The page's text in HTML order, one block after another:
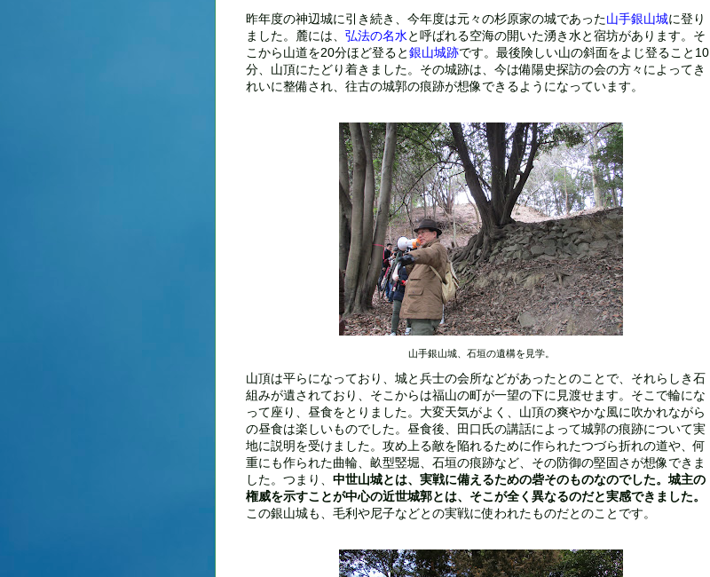
昨年度の神辺城に引き続き、今年度は元々の杉原家の城であった山手銀山城に登り
ました。麓には、 弘法の名水と呼ばれる空海の開いた湧き水と宿坊があります。そ
こから山道を20分ほど登ると銀山城跡です。最後険しい山の斜面をよじ登ること10
分、山頂にたどり着きました。その城跡は、今は備陽史探訪の会の方々によってき
れいに整備され、往古の城郭の痕跡が想像できるようになっています。
山手銀山城、石垣の遺構を見学。
山頂は平らになっており、城と兵士の会所などがあったとのことで、それらしき石
組みが遺されており、そこからは福山の町が一望の下に見渡せます。そこで輪にな
って座り、昼食をとりました。大変天気がよく、山頂の爽やかな風に吹かれながら
の昼食は楽しいものでした。昼食後、田口氏の講話によって城郭の痕跡について実
地に説明を受けました。攻め上る敵を陥れるために作られたつづら折れの道や、何
重にも作られた曲輪、畝型竪堀、石垣の痕跡など、その防御の堅固さが想像できま
した。つまり、 中世山城とは、実戦に備えるための砦そのものなのでした。城主の
権威を示すことが中心の近世城郭とは、そこが全く異なるのだと実感できました。
この銀山城も、毛利や尼子などとの実戦に使われたものだとのことです。